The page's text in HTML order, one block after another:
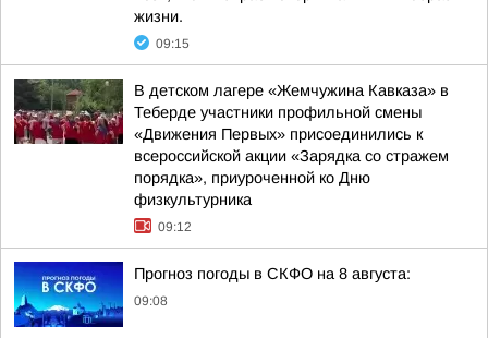
жизни.
09:15
В детском лагере «Жемчужина Кавказа» в
Теберде участники профильной смены
«Движения Первых» присоединились к
всероссийской акции «Зарядка со стражем
порядка», приуроченной ко Дню
физкультурника
09:12
Прогноз погоды в СКФО на 8 августа:
09:08